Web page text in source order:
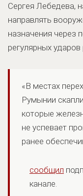
Сергея Лебедева,
направлять
назначения через
регулярных ударов
«В местах
Румынии
которые
не успевает
ранее
сообщил
канале.